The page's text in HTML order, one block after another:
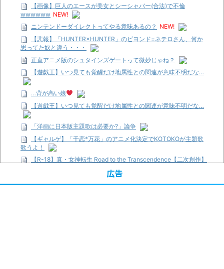
【画像】巨人のエースが美女とシーシャバー(合法)で不倫
wwwwww NEW!
ニンテンドーダイレクトってやる意味あるの？ NEW!
【悲報】「HUNTER×HUNTER」のビヨンド=ネテロさん、何か
思ってた奴と違う・・・
正直アニメ版のシュタインズゲートって微妙じゃね？
【遊戯王】いつ見ても覚醒だけ地属性との関連が意味不明だな…
…背が高い娘
【遊戯王】いつ見ても覚醒だけ地属性との関連が意味不明だな…
「洋画に日本版主題歌は必要か?」論争
【ギャルゲ】「千恋*万花」のアニメ化決定でKOTOKOが主題歌
歌うよ！
【R-18】真・女神転生 Road to the Transcendence【二次創作】
【画像】この女優さん、可愛すぎる
広告